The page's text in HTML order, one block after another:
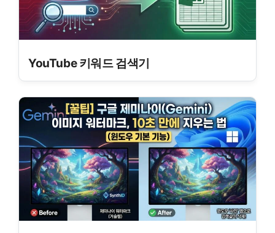
YouTube 키워드 검색기